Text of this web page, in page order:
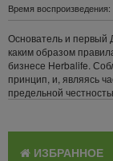
Время воспроизведения:
Основатель и первый
каким образом
бизнесе Herbalife.
принцип, и, являясь
предельной
ИЗБРАННОЕ